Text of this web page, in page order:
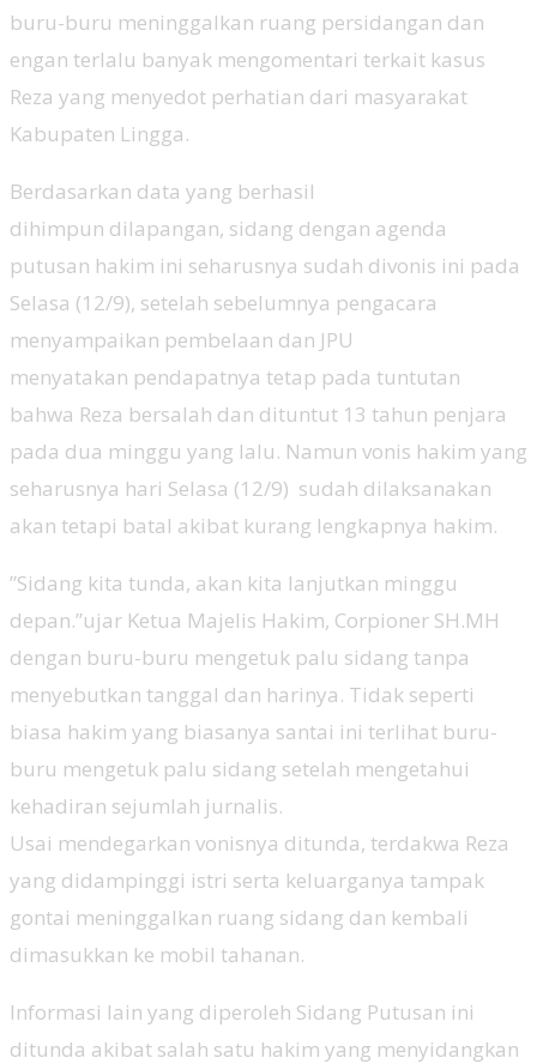
buru-buru meninggalkan ruang persidangan dan
engan terlalu banyak mengomentari terkait kasus
Reza yang menyedot perhatian dari masyarakat
Kabupaten Lingga.
Berdasarkan data yang berhasil
dihimpun dilapangan, sidang dengan agenda
putusan hakim ini seharusnya sudah divonis ini pada
Selasa (12/9), setelah sebelumnya pengacara
menyampaikan pembelaan dan JPU
menyatakan pendapatnya tetap pada tuntutan
bahwa Reza bersalah dan dituntut 13 tahun penjara
pada dua minggu yang lalu. Namun vonis hakim yang
seharusnya hari Selasa (12/9) sudah dilaksanakan
akan tetapi batal akibat kurang lengkapnya hakim.
”Sidang kita tunda, akan kita lanjutkan minggu
depan.”ujar Ketua Majelis Hakim, Corpioner SH.MH
dengan buru-buru mengetuk palu sidang tanpa
menyebutkan tanggal dan harinya. Tidak seperti
biasa hakim yang biasanya santai ini terlihat buru-
buru mengetuk palu sidang setelah mengetahui
kehadiran sejumlah jurnalis.
Usai mendegarkan vonisnya ditunda, terdakwa Reza
yang didampinggi istri serta keluarganya tampak
gontai meninggalkan ruang sidang dan kembali
dimasukkan ke mobil tahanan.
Informasi lain yang diperoleh Sidang Putusan ini
ditunda akibat salah satu hakim yang menyidangkan